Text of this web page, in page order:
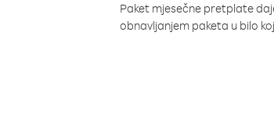
Paket mjesečne pretplate
obnavljanjem paketa u bilo